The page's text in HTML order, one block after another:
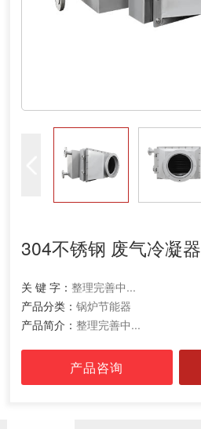
304不锈钢 废气冷凝器
关 键 字： 整理完善中...
产品分类： 锅炉节能器
产品简介： 整理完善中...
产品咨询